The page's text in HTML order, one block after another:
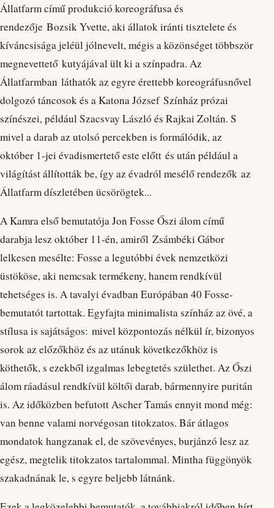
Állatfarm című produkció koreográfusa és
rendezője Bozsik Yvette, aki állatok iránti tisztelete és
kíváncsisága jeléül jólnevelt, mégis a közönséget többször
megnevettető kutyájával ült ki a színpadra. Az
Állatfarmban láthatók az egyre érettebb koreográfusnővel
dolgozó táncosok és a Katona József Színház prózai
színészei, például Szacsvay László és Rajkai Zoltán. S
mivel a darab az utolsó percekben is formálódik, az
október 1-jei évadismertető este előtt és után például a
világítást állították be, így az évadról mesélő rendezők az
Állatfarm díszletében ücsörögtek...
A Kamra első bemutatója Jon Fosse Őszi álom című
darabja lesz október 11-én, amiről Zsámbéki Gábor
lelkesen mesélte: Fosse a legutóbbi évek nemzetközi
üstököse, aki nemcsak termékeny, hanem rendkívül
tehetséges is. A tavalyi évadban Európában 40 Fosse-
bemutatót tartottak. Egyfajta minimalista színház az övé, a
stílusa is sajátságos: mivel központozás nélkül ír, bizonyos
sorok az előzőkhöz és az utánuk következőkhöz is
köthetők, s ezekből izgalmas lebegtetés születhet. Az Őszi
álom ráadásul rendkívül költői darab, bármennyire puritán
is. Az időközben befutott Ascher Tamás ennyit mond még:
van benne valami norvégosan titokzatos. Bár átlagos
mondatok hangzanak el, de szövevényes, burjánzó lesz az
egész, megtelik titokzatos tartalommal. Mintha függönyök
szakadnának le, s egyre beljebb látnánk.